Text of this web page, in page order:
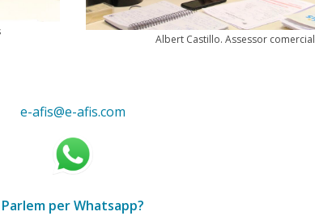
Albert Castillo. Assessor comercial
e-afis@e-afis.com
Parlem per Whatsapp?